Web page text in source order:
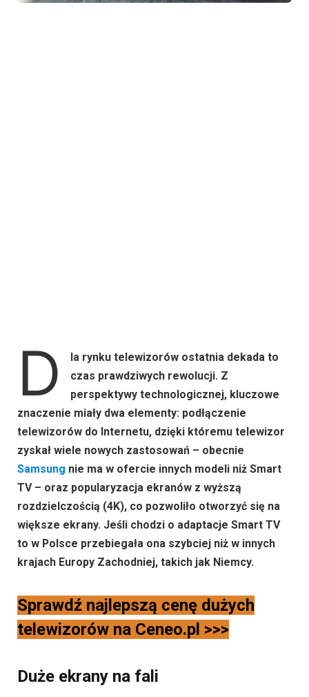
D
la rynku telewizorów ostatnia dekada to
czas prawdziwych rewolucji. Z
perspektywy technologicznej, kluczowe
znaczenie miały dwa elementy: podłączenie
telewizorów do Internetu, dzięki któremu telewizor
zyskał wiele nowych zastosowań – obecnie
Samsung nie ma w ofercie innych modeli niż Smart
TV – oraz popularyzacja ekranów z wyższą
rozdzielczością (4K), co pozwoliło otworzyć się na
większe ekrany. Jeśli chodzi o adaptacje Smart TV
to w Polsce przebiegała ona szybciej niż w innych
krajach Europy Zachodniej, takich jak Niemcy.
Sprawdź najlepszą cenę dużych
telewizorów na Ceneo.pl >>>
Duże ekrany na fali